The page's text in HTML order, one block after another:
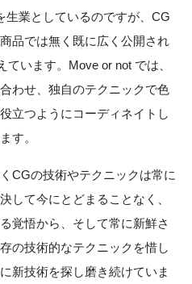
業としているのですが、CG
品では無く既に広く公開され
ています。Move or not では、
わせ、独自のテクニックで色
立つようにコーディネイトし
す。
CGの技術やテクニックは常に
して今にとどまることなく、
覚悟から、そして常に新鮮さ
の技術的なテクニックを惜し
新技術を探し磨き続けていま